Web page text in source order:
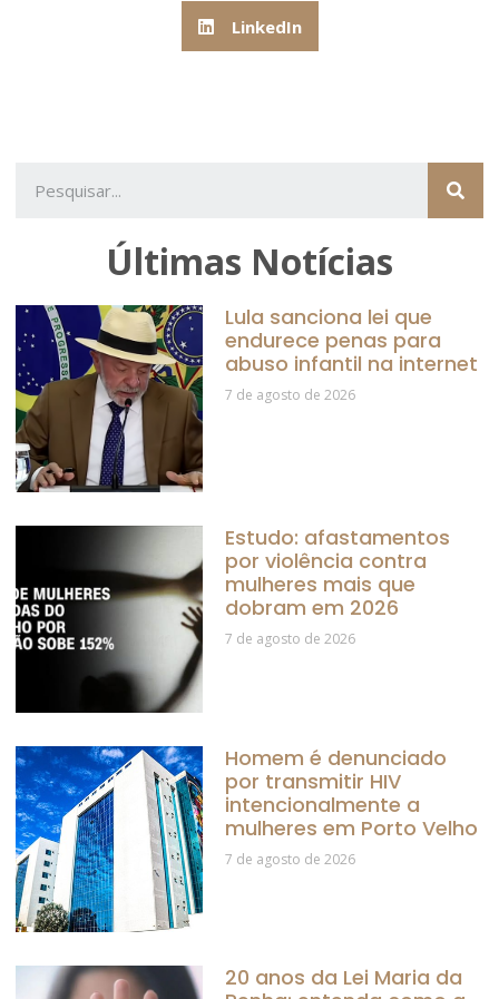
LinkedIn
Últimas Notícias
Lula sanciona lei que
endurece penas para
abuso infantil na internet
7 de agosto de 2026
Estudo: afastamentos
por violência contra
mulheres mais que
dobram em 2026
7 de agosto de 2026
Homem é denunciado
por transmitir HIV
intencionalmente a
mulheres em Porto Velho
7 de agosto de 2026
20 anos da Lei Maria da